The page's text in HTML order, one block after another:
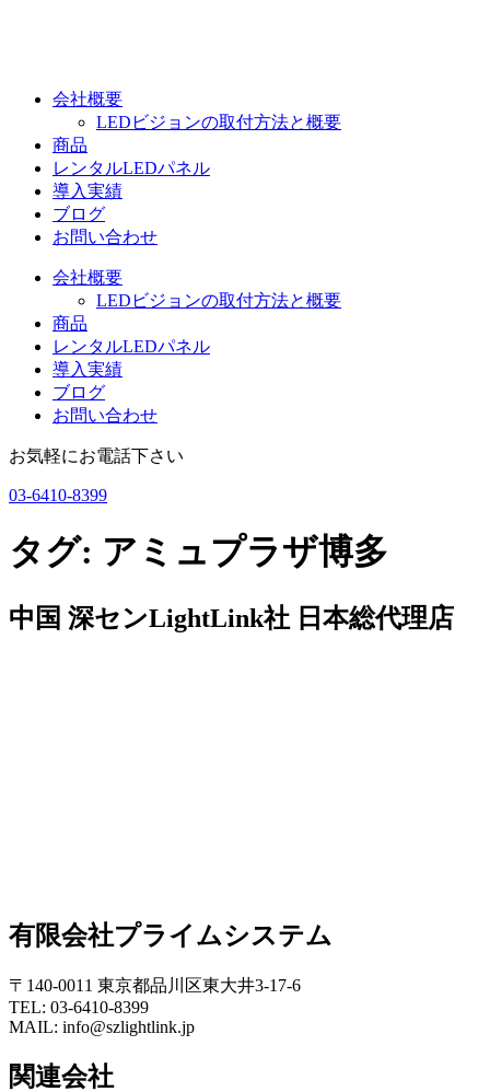
会社概要
LEDビジョンの取付方法と概要
商品
レンタルLEDパネル
導入実績
ブログ
お問い合わせ
会社概要
LEDビジョンの取付方法と概要
商品
レンタルLEDパネル
導入実績
ブログ
お問い合わせ
お気軽にお電話下さい
03-6410-8399
タグ: アミュプラザ博多
中国 深センLightLink社 日本総代理店
有限会社プライムシステム
〒140-0011 東京都品川区東大井3-17-6
TEL: 03-6410-8399
MAIL: info@szlightlink.jp
関連会社